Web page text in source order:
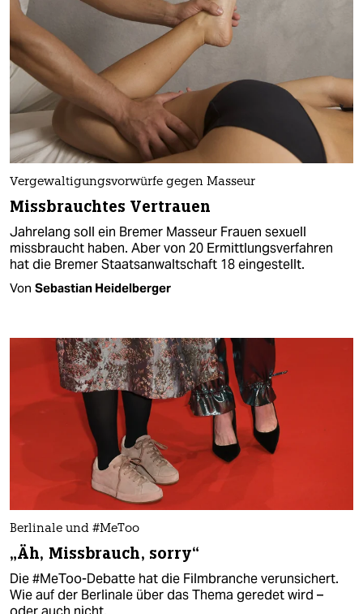
Vergewaltigungsvorwürfe gegen Masseur
Missbrauchtes Vertrauen
Jahrelang soll ein Bremer Masseur Frauen sexuell
missbraucht haben. Aber von 20 Ermittlungsverfahren
hat die Bremer Staatsanwaltschaft 18 eingestellt.
Von Sebastian Heidelberger
Berlinale und #MeToo
„Äh, Missbrauch, sorry“
Die #MeToo-Debatte hat die Filmbranche verunsichert.
Wie auf der Berlinale über das Thema geredet wird –